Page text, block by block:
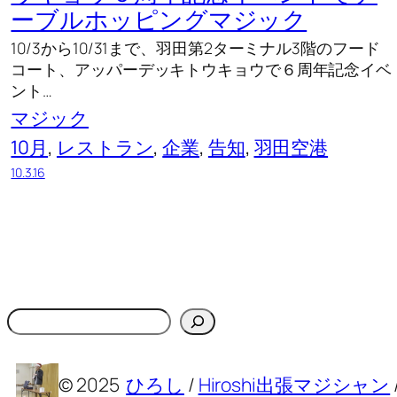
ーブルホッピングマジック
10/3から10/31まで、羽田第2ターミナル3階のフード
コート、アッパーデッキトウキョウで６周年記念イベ
ント…
マジック
10月, レストラン, 企業, 告知, 羽田空港
10.3.16
検
© 2025 ひろし / Hiroshi出張マジシャン